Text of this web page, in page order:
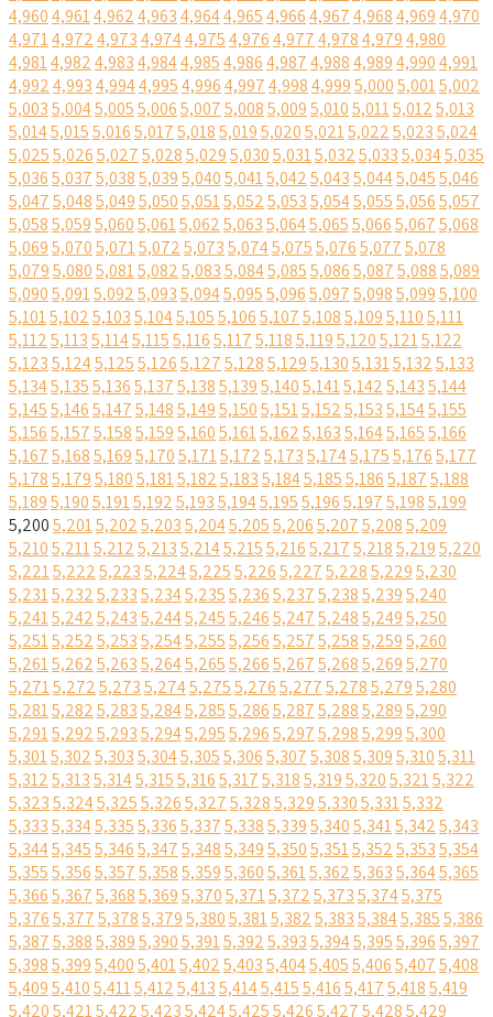
4,9604,9614,9624,9634,9644,9654,9664,9674,9684,9694,970
4,9714,9724,9734,9744,9754,9764,9774,9784,9794,980
4,9814,9824,9834,9844,9854,9864,9874,9884,9894,9904,991
4,9924,9934,9944,9954,9964,9974,9984,9995,0005,0015,002
5,0035,0045,0055,0065,0075,0085,0095,0105,0115,0125,013
5,0145,0155,0165,0175,0185,0195,0205,0215,0225,0235,024
5,0255,0265,0275,0285,0295,0305,0315,0325,0335,0345,035
5,0365,0375,0385,0395,0405,0415,0425,0435,0445,0455,046
5,0475,0485,0495,0505,0515,0525,0535,0545,0555,0565,057
5,0585,0595,0605,0615,0625,0635,0645,0655,0665,0675,068
5,0695,0705,0715,0725,0735,0745,0755,0765,0775,078
5,0795,0805,0815,0825,0835,0845,0855,0865,0875,0885,089
5,0905,0915,0925,0935,0945,0955,0965,0975,0985,0995,100
5,1015,1025,1035,1045,1055,1065,1075,1085,1095,1105,111
5,1125,1135,1145,1155,1165,1175,1185,1195,1205,1215,122
5,1235,1245,1255,1265,1275,1285,1295,1305,1315,1325,133
5,1345,1355,1365,1375,1385,1395,1405,1415,1425,1435,144
5,1455,1465,1475,1485,1495,1505,1515,1525,1535,1545,155
5,1565,1575,1585,1595,1605,1615,1625,1635,1645,1655,166
5,1675,1685,1695,1705,1715,1725,1735,1745,1755,1765,177
5,1785,1795,1805,1815,1825,1835,1845,1855,1865,1875,188
5,1895,1905,1915,1925,1935,1945,1955,1965,1975,1985,199
5,2005,2015,2025,2035,2045,2055,2065,2075,2085,209
5,2105,2115,2125,2135,2145,2155,2165,2175,2185,2195,220
5,2215,2225,2235,2245,2255,2265,2275,2285,2295,230
5,2315,2325,2335,2345,2355,2365,2375,2385,2395,240
5,2415,2425,2435,2445,2455,2465,2475,2485,2495,250
5,2515,2525,2535,2545,2555,2565,2575,2585,2595,260
5,2615,2625,2635,2645,2655,2665,2675,2685,2695,270
5,2715,2725,2735,2745,2755,2765,2775,2785,2795,280
5,2815,2825,2835,2845,2855,2865,2875,2885,2895,290
5,2915,2925,2935,2945,2955,2965,2975,2985,2995,300
5,3015,3025,3035,3045,3055,3065,3075,3085,3095,3105,311
5,3125,3135,3145,3155,3165,3175,3185,3195,3205,3215,322
5,3235,3245,3255,3265,3275,3285,3295,3305,3315,332
5,3335,3345,3355,3365,3375,3385,3395,3405,3415,3425,343
5,3445,3455,3465,3475,3485,3495,3505,3515,3525,3535,354
5,3555,3565,3575,3585,3595,3605,3615,3625,3635,3645,365
5,3665,3675,3685,3695,3705,3715,3725,3735,3745,375
5,3765,3775,3785,3795,3805,3815,3825,3835,3845,3855,386
5,3875,3885,3895,3905,3915,3925,3935,3945,3955,3965,397
5,3985,3995,4005,4015,4025,4035,4045,4055,4065,4075,408
5,4095,4105,4115,4125,4135,4145,4155,4165,4175,4185,419
5,4205,4215,4225,4235,4245,4255,4265,4275,4285,429